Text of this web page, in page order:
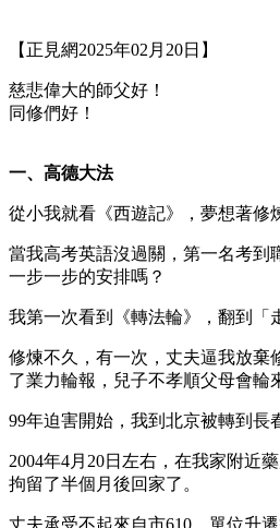
【正見網2025年02月20日】
慈悲偉大的師父好！
同修們好！
一、高德大法
從小我就看《西遊記》，夢想著修
當我高考英語沒過關，第一名考到
一步一步的安排嗎？
我第一次看到《轉法輪》，翻到「
修煉不久，有一次，丈夫逼我放棄
了業力輪報，兒子不孝順父母會輪
99年迫害開始，我到北京被轉到長
2004年4月20日左右，在我家附近
拘留了半個月後回家了。
丈夫承受不起來自市610、單位升